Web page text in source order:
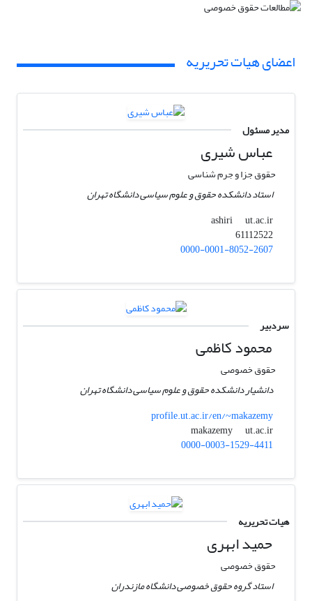
اعضای هیات تحریریه
مدیر مسئول
عباس شیری
حقوق جزا و جرم شناسی
استاد دانشکده حقوق و علوم سیاسی دانشگاه تهران
ashiri
ut.ac.ir
61112522
0000-0001-8052-2607
سردبیر
محمود کاظمی
حقوق خصوصی
دانشیار دانشکده حقوق و علوم سیاسی دانشگاه تهران
profile.ut.ac.ir/en/~makazemy
makazemy
ut.ac.ir
0000-0003-1529-4411
هیات تحریریه
حمید ابهری
حقوق خصوصی
استاد گروه حقوق خصوصی دانشگاه مازندران